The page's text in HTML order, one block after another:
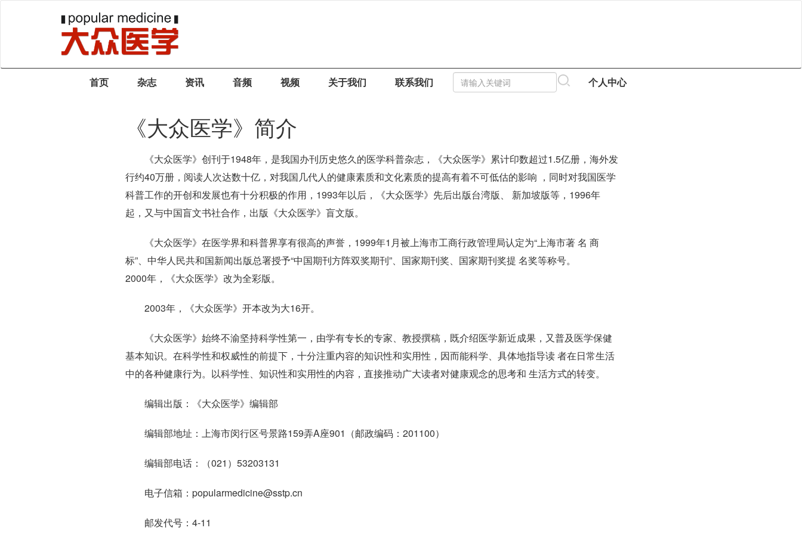
首页 杂志 资讯 音频 视频 关于我们 联系我们 个人中心
《大众医学》简介
《大众医学》创刊于1948年，是我国办刊历史悠久的医学科普杂志，《大众医学》累计印数超过1.5亿册，海外发
行约40万册，阅读人次达数十亿，对我国几代人的健康素质和文化素质的提高有着不可低估的影响 ，同时对我国医学
科普工作的开创和发展也有十分积极的作用，1993年以后，《大众医学》先后出版台湾版、 新加坡版等，1996年
起，又与中国盲文书社合作，出版《大众医学》盲文版。
《大众医学》在医学界和科普界享有很高的声誉，1999年1月被上海市工商行政管理局认定为“上海市著 名 商
标”、中华人民共和国新闻出版总署授予“中国期刊方阵双奖期刊”、国家期刊奖、国家期刊奖提 名奖等称号。
2000年，《大众医学》改为全彩版。
2003年，《大众医学》开本改为大16开。
《大众医学》始终不渝坚持科学性第一，由学有专长的专家、教授撰稿，既介绍医学新近成果，又普及医学保健
基本知识。在科学性和权威性的前提下，十分注重内容的知识性和实用性，因而能科学、具体地指导读 者在日常生活
中的各种健康行为。以科学性、知识性和实用性的内容，直接推动广大读者对健康观念的思考和 生活方式的转变。
编辑出版：《大众医学》编辑部
编辑部地址：上海市闵行区号景路159弄A座901（邮政编码：201100）
编辑部电话：（021）53203131
电子信箱：popularmedicine@sstp.cn
邮发代号：4-11